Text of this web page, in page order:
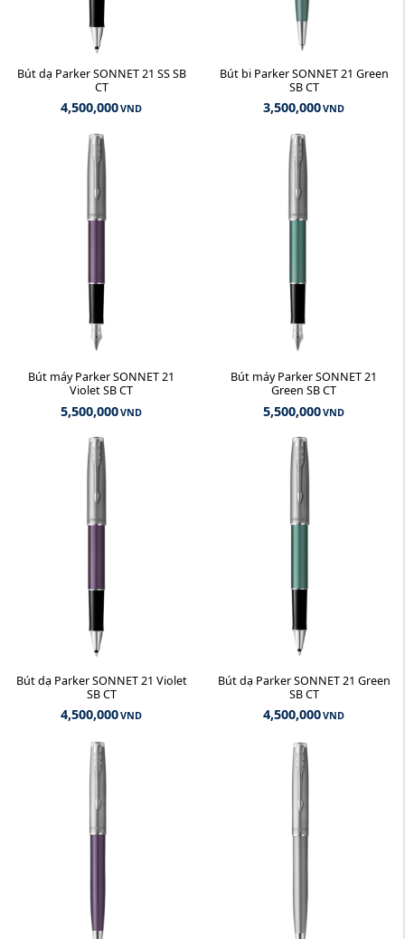
Bút dạ Parker SONNET 21 SS SB
CT
4,500,000VND
Bút bi Parker SONNET 21 Green
SB CT
3,500,000VND
Bút máy Parker SONNET 21
Violet SB CT
5,500,000VND
Bút máy Parker SONNET 21
Green SB CT
5,500,000VND
Bút dạ Parker SONNET 21 Violet
SB CT
4,500,000VND
Bút dạ Parker SONNET 21 Green
SB CT
4,500,000VND